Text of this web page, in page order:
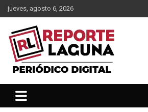
Saltar
al
contenido
jueves, agosto 6, 2026
Reporte Laguna